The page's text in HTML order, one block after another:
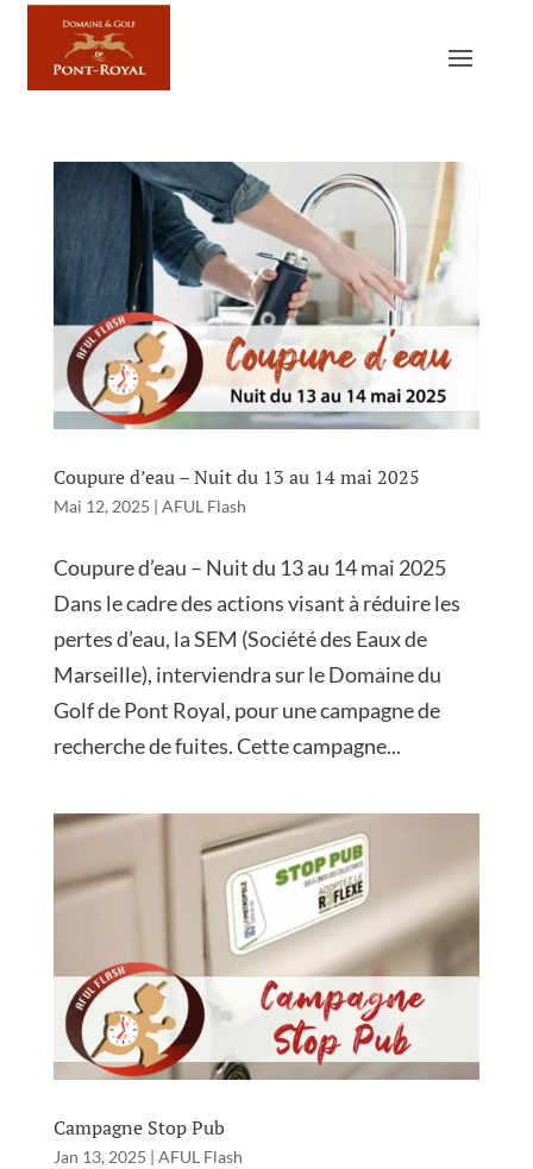
Coupure d’eau – Nuit du 13 au 14 mai 2025
Mai 12, 2025 | AFUL Flash
Coupure d’eau – Nuit du 13 au 14 mai 2025
Dans le cadre des actions visant à réduire les
pertes d’eau, la SEM (Société des Eaux de
Marseille), interviendra sur le Domaine du
Golf de Pont Royal, pour une campagne de
recherche de fuites. Cette campagne...
Campagne Stop Pub
Jan 13, 2025 AFUL Flash